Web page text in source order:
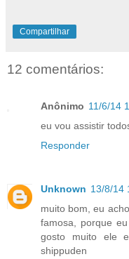
Compartilhar
12 comentários:
Anônimo 11/6/14
eu vou assistir
Responder
Unknown 13/8/14
muito bom, eu
famosa, porque
gosto muito ele
shippuden